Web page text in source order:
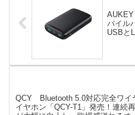
バイル
USBと
QCY Bluetooth 5.0対応完全ワイ
イヤホン「QCY-T1」発売！連続